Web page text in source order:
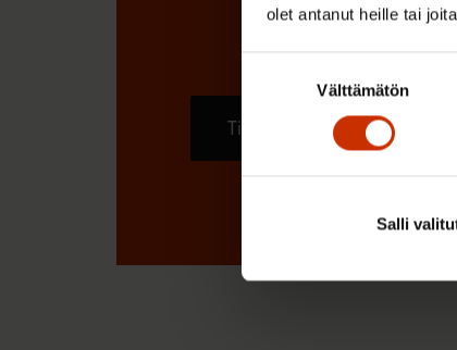
olet antanut heille tai
Välttämätön
Salli
Tilaa